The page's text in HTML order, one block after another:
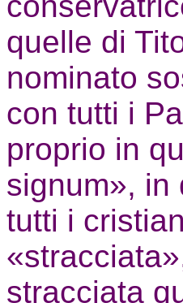
quelle di
nominato
con tutti i
proprio in
signum», in
tutti i
stracciata